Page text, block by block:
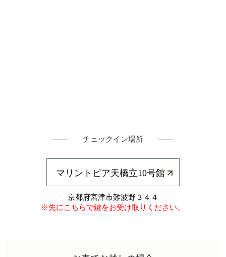
チェックイン場所
マリントピア天橋立10号館
京都府宮津市難波野３４４
※先にこちらで鍵をお受け取りください。